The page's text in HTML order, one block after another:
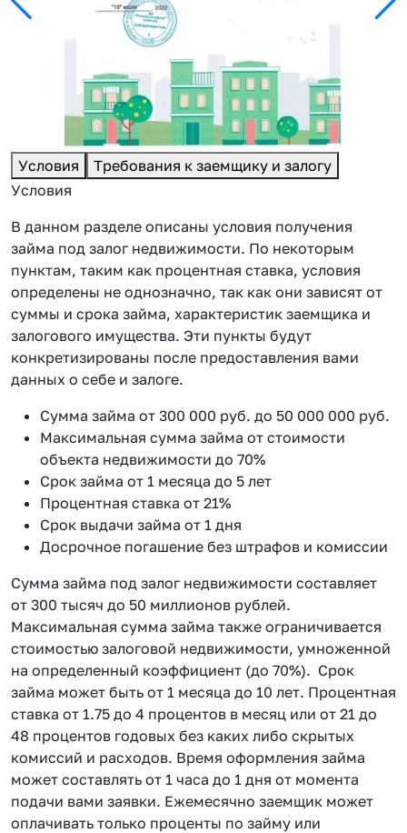
Условия
Требования к заемщику и залогу
Условия
В данном разделе описаны условия получения
займа под залог недвижимости. По некоторым
пунктам, таким как процентная ставка, условия
определены не однозначно, так как они зависят от
суммы и срока займа, характеристик заемщика и
залогового имущества. Эти пункты будут
конкретизированы после предоставления вами
данных о себе и залоге.
Сумма займа от 300 000 руб. до 50 000 000 руб.
Максимальная сумма займа от стоимости
объекта недвижимости до 70%
Срок займа от 1 месяца до 5 лет
Процентная ставка от 21%
Срок выдачи займа от 1 дня
Досрочное погашение без штрафов и комиссии
Сумма займа под залог недвижимости составляет
от 300 тысяч до 50 миллионов рублей.
Максимальная сумма займа также ограничивается
стоимостью залоговой недвижимости, умноженной
на определенный коэффициент (до 70%). Срок
займа может быть от 1 месяца до 10 лет. Процентная
ставка от 1.75 до 4 процентов в месяц или от 21 до
48 процентов годовых без каких либо скрытых
комиссий и расходов. Время оформления займа
может составлять от 1 часа до 1 дня от момента
подачи вами заявки. Ежемесячно заемщик может
оплачивать только проценты по займу или